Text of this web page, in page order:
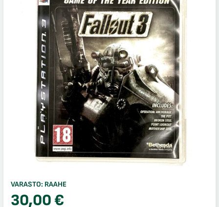
VARASTO: RAAHE
30,00€